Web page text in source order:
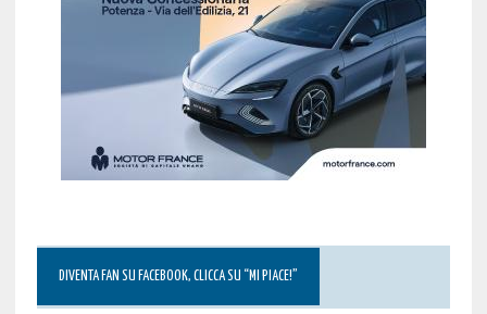
DIVENTA FAN SU FACEBOOK, CLICCA SU “MI PIACE!”